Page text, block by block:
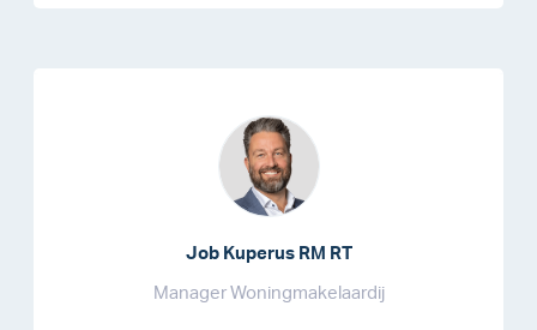
Job Kuperus RM RT
Manager Woningmakelaardij